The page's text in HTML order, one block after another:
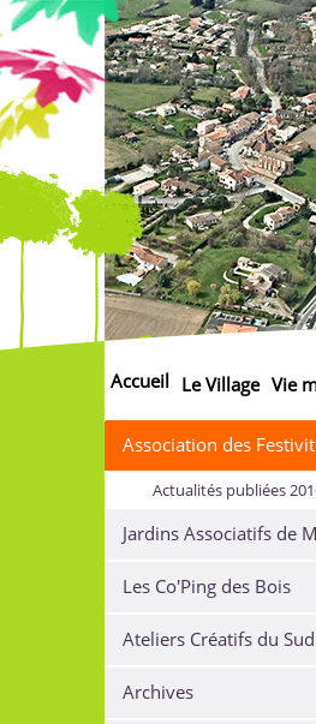
Accueil Le Village Vie
Association des
Actualités publiées
Jardins Associatifs de
Les Co'Ping des Bois
Ateliers Créatifs du Sud
Archives